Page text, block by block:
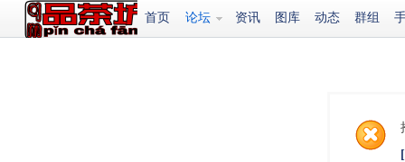
首页 论坛 资讯 图库 动态 群组